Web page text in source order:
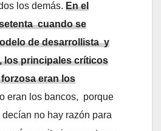
los demás. En el
cuando se
de desarrollista y
los principales críticos
eran los
eran los bancos, porque
decían no hay razón para